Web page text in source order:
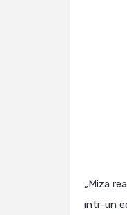
„Miza
intr-un